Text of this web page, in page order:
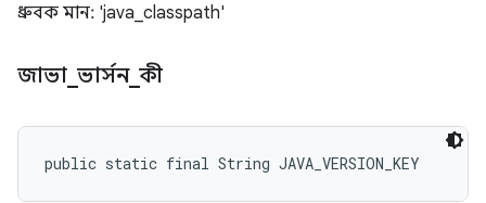
ধ্রুবক মান: 'java_classpath'
জাভা_ভার্সন_কী
public static final String JAVA_VERSION_KEY